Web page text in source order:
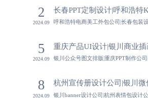
2
2024.09
5
2024.09
8
2024.09